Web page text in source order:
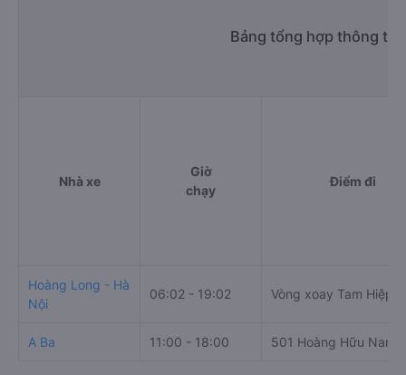
Bảng tổng hợp thông
Nhà xe
Giờ
chạy
Điểm đi
Hoàng Long - Hà
Nội
06:02 - 19:02 Vòng xoay Tam Hiệp
A Ba 11:00 - 18:00 501 Hoàng Hữu Nam